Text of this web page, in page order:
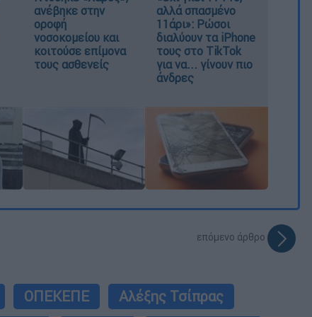
ανέβηκε στην
οροφή
νοσοκομείου και
κοιτούσε επίμονα
τους ασθενείς
αλλά σπασμένο
11άρι»: Ρώσοι
διαλύουν τα iPhone
τους στο TikTok
για να... γίνουν πιο
άνδρες
επόμενο άρθρο
ΟΠΕΚΕΠΕ Αλέξης Τσίπρας